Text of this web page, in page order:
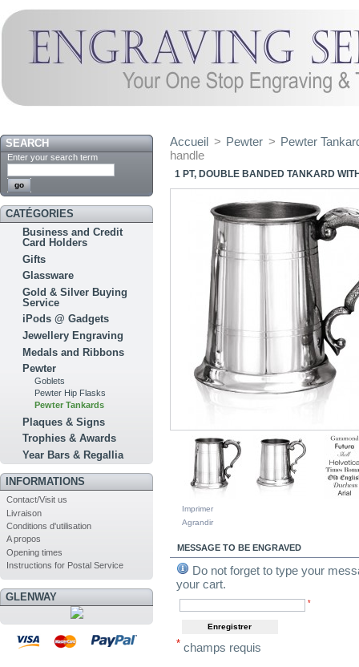
SEARCH
Enter your search term
CATÉGORIES
Business and Credit
Card Holders
Gifts
Glassware
Gold & Silver Buying
Service
iPods @ Gadgets
Jewellery Engraving
Medals and Ribbons
Pewter
Goblets
Pewter Hip Flasks
Pewter Tankards
Plaques & Signs
Trophies & Awards
Year Bars & Regallia
INFORMATIONS
Contact/Visit us
Livraison
Conditions d'utilisation
A propos
Opening times
Instructions for Postal Service
GLENWAY
Accueil > Pewter > Pewter
handle
1 PT, DOUBLE BANDED TANKARD
Imprimer
Agrandir
MESSAGE TO BE ENGRAVED
Do not forget to type your
your cart.
*
* champs requis